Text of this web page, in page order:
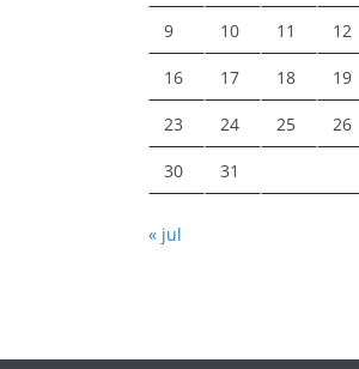
9 10 11 12
16 17 18 19
23 24 25 26
30 31
« jul